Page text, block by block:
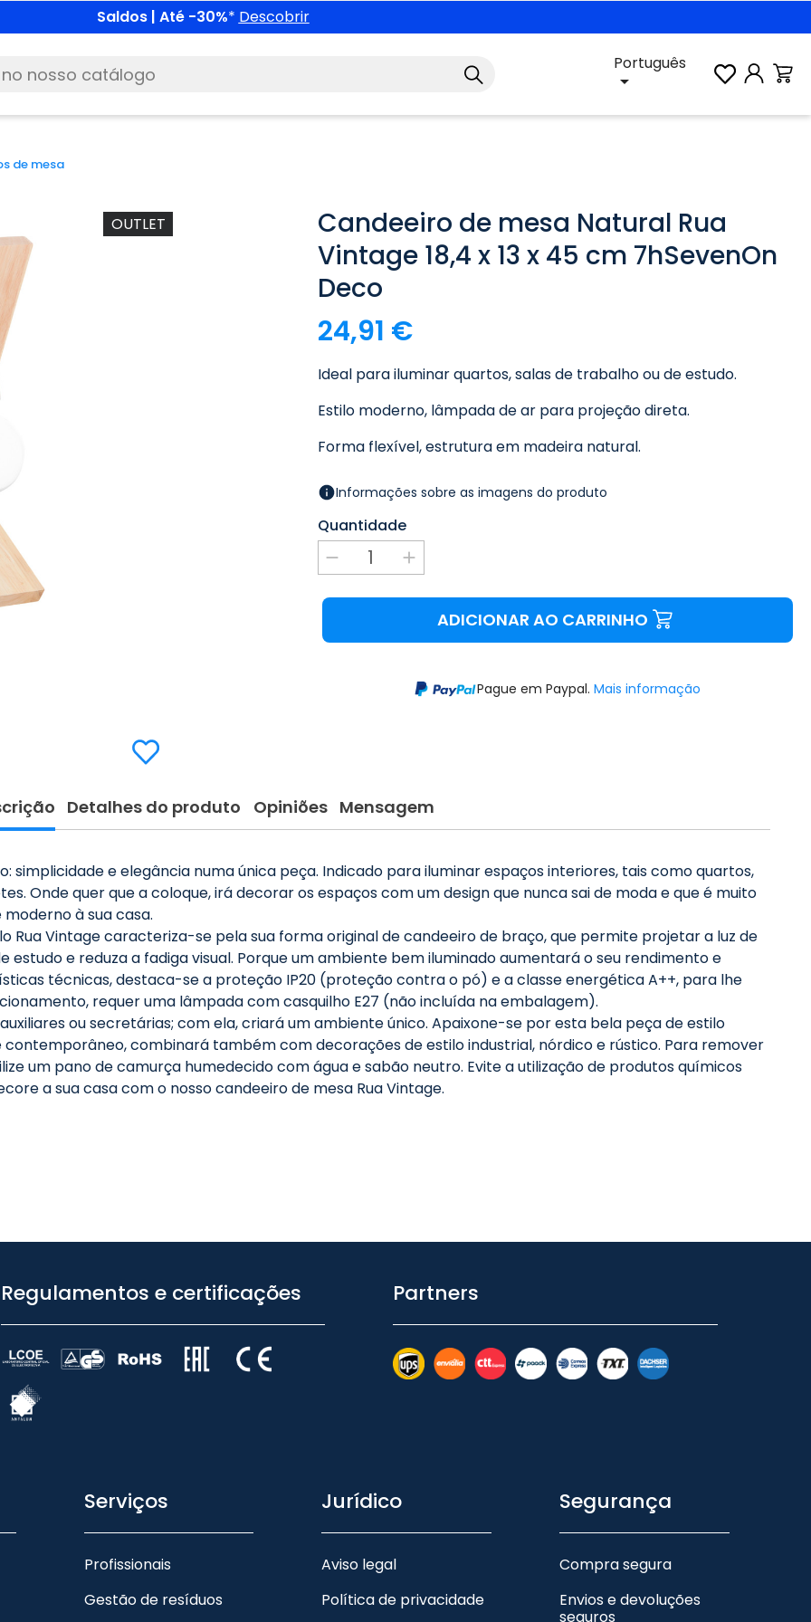
Saldos | Até -30%* Descobrir
Português

de mesa
OUTLET
Candeeiro de mesa Natural Rua
Vintage 18,4 x 13 x 45 cm 7hSevenOn
Deco
24,91 €
Ideal para iluminar quartos, salas de trabalho ou de estudo.
Estilo moderno, lâmpada de ar para projeção direta.
Forma flexível, estrutura em madeira natural.
Informações sobre as imagens do produto
Quantidade
ADICIONAR AO CARRINHO
Pague em Paypal.Mais informação
Detalhes do produto Opiniões Mensagem
simplicidade e elegância numa única peça. Indicado para iluminar espaços interiores, tais como quartos,
Onde quer que a coloque, irá decorar os espaços com um design que nunca sai de moda e que é muito
à sua casa.
Rua Vintage caracteriza-se pela sua forma original de candeeiro de braço, que permite projetar a luz de
estudo e reduza a fadiga visual. Porque um ambiente bem iluminado aumentará o seu rendimento e
técnicas, destaca-se a proteção IP20 (proteção contra o pó) e a classe energética A++, para lhe
requer uma lâmpada com casquilho E27 (não incluída na embalagem).
ou secretárias; com ela, criará um ambiente único. Apaixone-se por esta bela peça de estilo
contemporâneo, combinará também com decorações de estilo industrial, nórdico e rústico. Para remover
um pano de camurça humedecido com água e sabão neutro. Evite a utilização de produtos químicos
a sua casa com o nosso candeeiro de mesa Rua Vintage.
Regulamentos e certificações Partners
Serviços
Profissionais
Gestão de resíduos
Jurídico
Aviso legal
Política de privacidade
Segurança
Compra segura
Envios e devoluções
seguros